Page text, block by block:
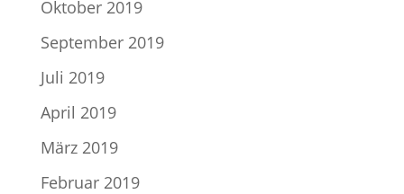
Oktober 2019
September 2019
Juli 2019
April 2019
März 2019
Februar 2019